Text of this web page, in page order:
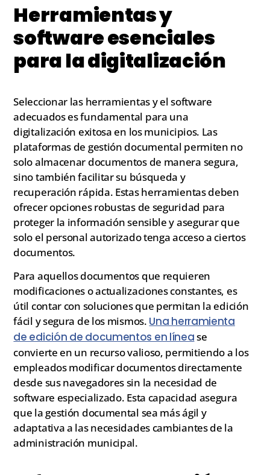
Herramientas y
software esenciales
para la digitalización
Seleccionar las herramientas y el software
adecuados es fundamental para una
digitalización exitosa en los municipios. Las
plataformas de gestión documental permiten no
solo almacenar documentos de manera segura,
sino también facilitar su búsqueda y
recuperación rápida. Estas herramientas deben
ofrecer opciones robustas de seguridad para
proteger la información sensible y asegurar que
solo el personal autorizado tenga acceso a ciertos
documentos.
Para aquellos documentos que requieren
modificaciones o actualizaciones constantes, es
útil contar con soluciones que permitan la edición
fácil y segura de los mismos. Una herramienta
de edición de documentos en línease
convierte en un recurso valioso, permitiendo a los
empleados modificar documentos directamente
desde sus navegadores sin la necesidad de
software especializado. Esta capacidad asegura
que la gestión documental sea más ágil y
adaptativa a las necesidades cambiantes de la
administración municipal.